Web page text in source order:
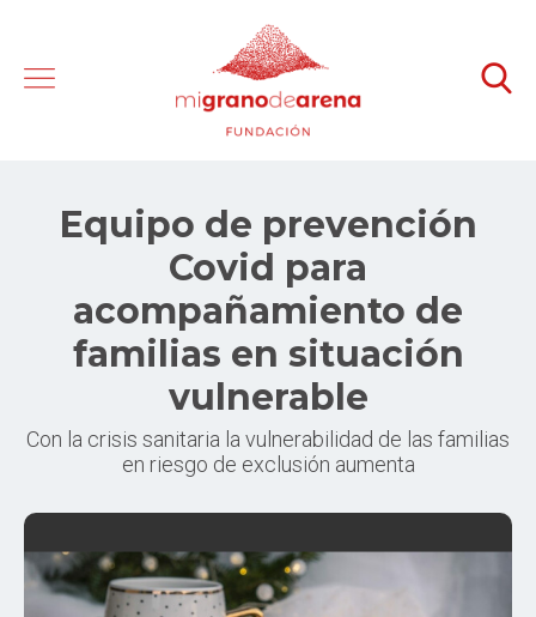
Equipo de prevención
Covid para
acompañamiento de
familias en situación
vulnerable
Con la crisis sanitaria la vulnerabilidad de las familias
en riesgo de exclusión aumenta